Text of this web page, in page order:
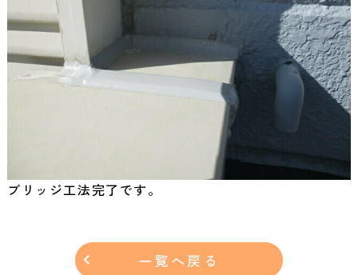
ブリッジ工法完了です。
一覧へ戻る